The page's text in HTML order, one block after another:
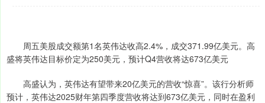
周五美股成交额第1名英伟达收高2.4%，成交371.99亿美元。高
盛将英伟达目标价定为250美元，预计Q4营收将达673亿美元
高盛认为，英伟达有望带来20亿美元的营收“惊喜”。该行分析师
预计，英伟达2025财年第四季度营收将达到673亿美元，同时在盈利